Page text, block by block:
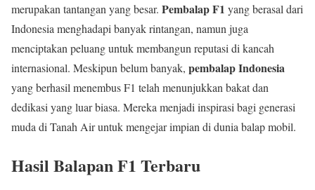
merupakan tantangan yang besar. Pembalap F1 yang berasal dari
Indonesia menghadapi banyak rintangan, namun juga
menciptakan peluang untuk membangun reputasi di kancah
internasional. Meskipun belum banyak, pembalap Indonesia
yang berhasil menembus F1 telah menunjukkan bakat dan
dedikasi yang luar biasa. Mereka menjadi inspirasi bagi generasi
muda di Tanah Air untuk mengejar impian di dunia balap mobil.
Hasil Balapan F1 Terbaru